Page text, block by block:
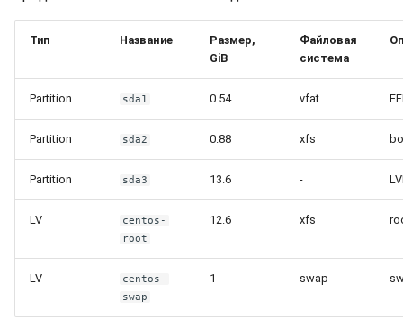
Тип Название
Размер,
GiB
Файловая
система
Partition sda1 0.54 vfat
Partition sda2 0.88 xfs
Partition sda3 13.6 -
LV
centos-
root
12.6 xfs
LV
centos-
swap
1 swap